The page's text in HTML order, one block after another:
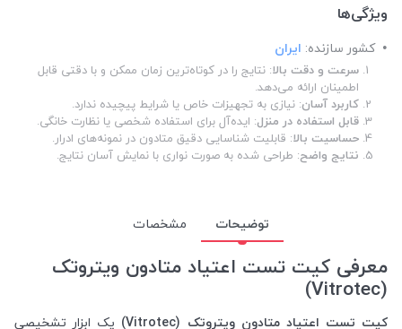
ویژگی‌ها
کشور سازنده: ایران
سرعت و دقت بالا: نتایج را در کوتاه‌ترین زمان ممکن و با دقتی قابل
اطمینان ارائه می‌دهد.
کاربرد آسان: نیازی به تجهیزات خاص یا شرایط پیچیده ندارد.
قابل استفاده در منزل: ایده‌آل برای استفاده شخصی یا نظارت خانگی.
حساسیت بالا: قابلیت شناسایی دقیق متادون در نمونه‌های ادرار.
نتایج واضح: طراحی شده به صورت نواری با نمایش آسان نتایج.
توضیحات مشخصات
معرفی کیت تست اعتیاد متادون ویتروتک
(Vitrotec)
کیت تست اعتیاد متادون ویتروتک (Vitrotec)
یک ابزار تشخیصی